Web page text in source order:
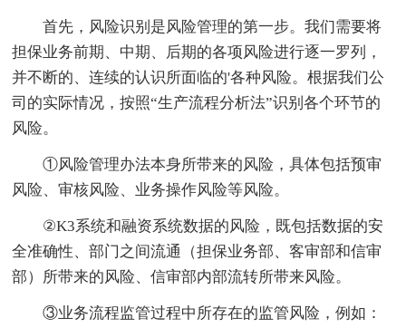
首先，风险识别是风险管理的第一步。我们需要将
担保业务前期、中期、后期的各项风险进行逐一罗列，
并不断的、连续的认识所面临的'各种风险。根据我们公
司的实际情况，按照“生产流程分析法”识别各个环节的
风险。
①风险管理办法本身所带来的风险，具体包括预审
风险、审核风险、业务操作风险等风险。
②K3系统和融资系统数据的风险，既包括数据的安
全准确性、部门之间流通（担保业务部、客审部和信审
部）所带来的风险、信审部内部流转所带来风险。
③业务流程监管过程中所存在的监管风险，例如：